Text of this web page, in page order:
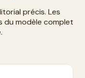
précis. Les
du modèle complet